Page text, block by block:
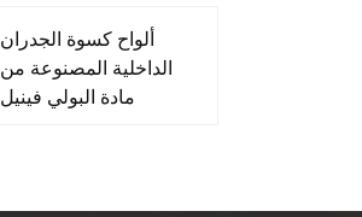
ألواح كسوة الجدران
الداخلية المصنوعة من
مادة البولي فينيل